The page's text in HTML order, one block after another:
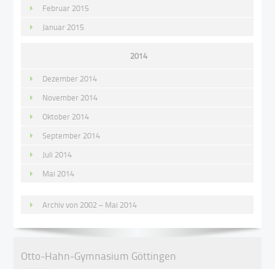
Februar 2015
Januar 2015
2014
Dezember 2014
November 2014
Oktober 2014
September 2014
Juli 2014
Mai 2014
Archiv von 2002 – Mai 2014
Otto-Hahn-Gymnasium Göttingen